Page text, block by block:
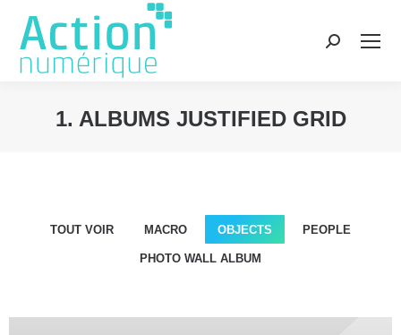
Recherche
1. ALBUMS JUSTIFIED GRID
TOUT VOIR MACRO OBJECTS PEOPLE
PHOTO WALL ALBUM